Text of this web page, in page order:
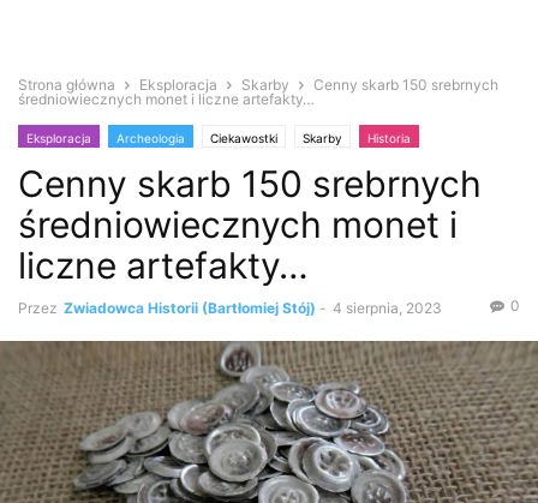
Strona główna Eksploracja Skarby
Cenny skarb 150 srebrnych
średniowiecznych monet i liczne artefakty…
Eksploracja Archeologia Ciekawostki Skarby Historia
Średniowiecze Zabytki i antyki
Cenny skarb 150 srebrnych
średniowiecznych monet i
liczne artefakty…
Przez Zwiadowca Historii (Bartłomiej Stój) - 4 sierpnia, 2023 0